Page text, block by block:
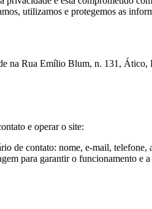
utilizamos e protegemos as
na Rua Emílio Blum, n. 131,
e operar o site:
de contato: nome, e-mail, telefone,
para garantir o funcionamento e